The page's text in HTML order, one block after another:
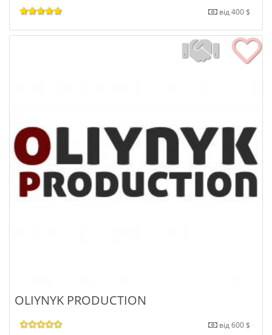
від 400 $
OLIYNYK PRODUCTION
від 600 $